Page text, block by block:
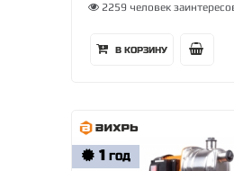
2259 человек
В КОРЗИНУ
1 ГОД